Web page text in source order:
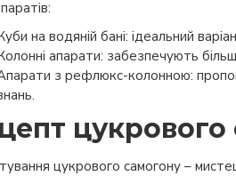
на водяній бані: ідеальний
апарати: забезпечують
з рефлюкс-колонною:
цукрового самогону –